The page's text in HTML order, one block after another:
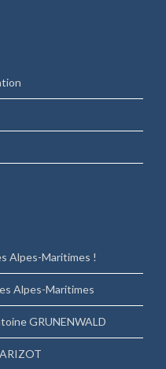
Alpes-Maritimes !
Alpes-Maritimes
GRUNENWALD